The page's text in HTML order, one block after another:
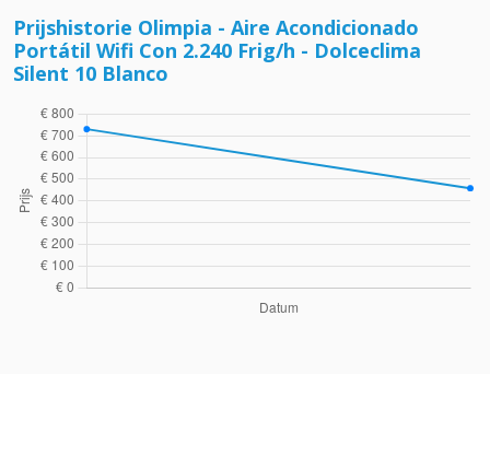
Prijshistorie Olimpia - Aire Acondicionado
Portátil Wifi Con 2.240 Frig/h - Dolceclima
Silent 10 Blanco